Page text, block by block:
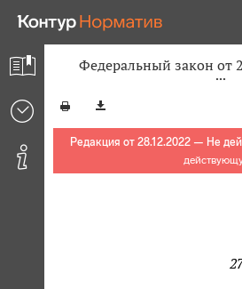
Федеральный закон от
Редакция от 28.12.2022 — Не